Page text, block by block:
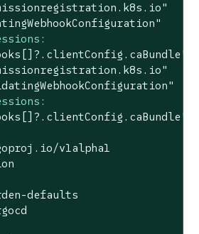
v1alpha1
defaults